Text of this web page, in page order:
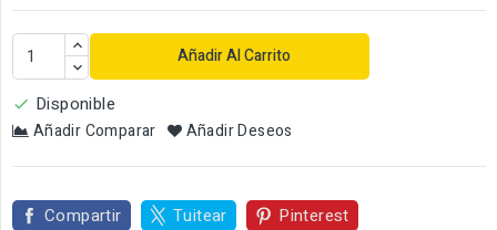
Añadir Al Carrito
 Disponible
Añadir Comparar Añadir Deseos
Compartir Tuitear Pinterest